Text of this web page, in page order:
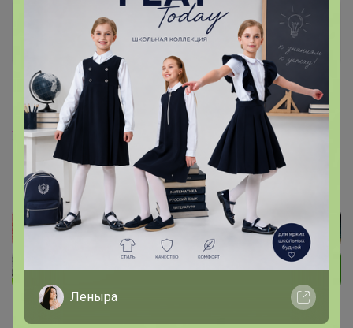
Лайм
Организатор СП
18 марта, 2021 12:43 1
Женин, Добрый !! Жду новый прайс и обновим все
каталоги по актул наличию
Леныра